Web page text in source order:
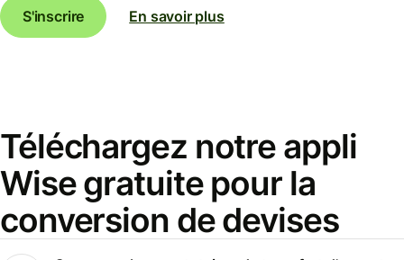
S'inscrire
En savoir plus
Téléchargez notre appli
Wise gratuite pour la
conversion de devises